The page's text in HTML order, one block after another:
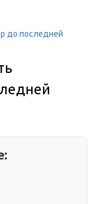
до последней